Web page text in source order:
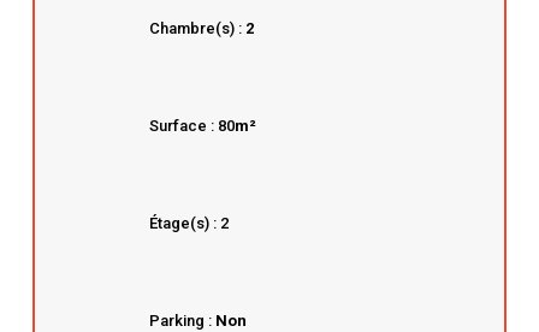
Chambre(s) : 2
Surface : 80m²
Étage(s) : 2
Parking : Non